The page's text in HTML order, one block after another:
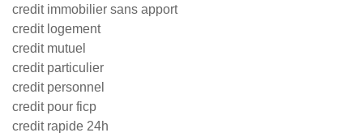
credit immobilier sans apport
credit logement
credit mutuel
credit particulier
credit personnel
credit pour ficp
credit rapide 24h